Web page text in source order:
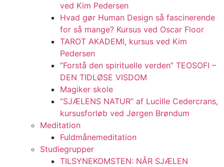
ved Kim Pedersen
Hvad gør Human Design så fascinerende
for så mange? Kursus ved Oscar Floor
TAROT AKADEMI, kursus ved Kim
Pedersen
”Forstå den spirituelle verden” TEOSOFI –
DEN TIDLØSE VISDOM
Magiker skole
”SJÆLENS NATUR” af Lucille Cedercrans,
kursusforløb ved Jørgen Brøndum
Meditation
Fuldmånemeditation
Studiegrupper
TILSYNEKOMSTEN: NÅR SJÆLEN